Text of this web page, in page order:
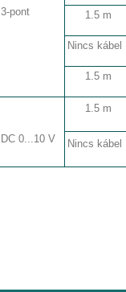
3-pont 1.5 m
Nincs kábel
1.5 m
DC 0...10 V
1.5 m
Nincs kábel